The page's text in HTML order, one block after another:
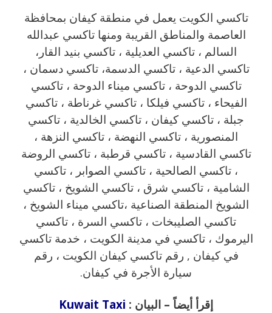
تاكسي الكويت يعمل في منطقة كيفان بمحافظة
العاصمة والمناطق القريبة ‎ومنها تاكسي عبدالله
السالم ، تاكسي العديلية ، تاكسي بنيد القار،
تاكسي الدعية ، تاكسي الدسمة، تاكسي دسمان ،
تاكسي الدوحة ، تاكسي ميناء الدوحة ، تاكسي
الفيحاء ، تاكسي فيلكا ، تاكسي غرناطة ، تاكسي
جبلة ، تاكسي كيفان ، تاكسي الخالدية ، تاكسي
المنصورية ، تاكسي النهضة ، تاكسي النزهة ،
تاكسي القادسية ، تاكسي قرطبة ، تاكسي الروضة
، تاكسي الصالحية ، تاكسي الصوابر ، تاكسي
الشامية ، تاكسي شرق ، تاكسي الشويخ ، تاكسي
الشويخ المنطقة الصناعية ،تاكسي ميناء الشويخ ،
تاكسي الصليبخات ، تاكسي السرة ، تاكسي
اليرموك ، تاكسي في مدينة الكويت ، خدمة تاكسي
في كيفان , رقم تاكسي كيفان الكويت ، رقم
سيارة الأجرة في كيفان.
إقرأ أيضاً – البيان : Kuwait Taxi